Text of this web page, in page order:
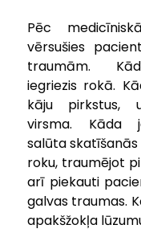
Pēc
vērsušies
traumām.
iegriezis rokā.
kāju pirkstus,
virsma. Kāda
salūta skatīšanās
roku, traumējot
arī piekauti
galvas traumas.
apakšžokļa